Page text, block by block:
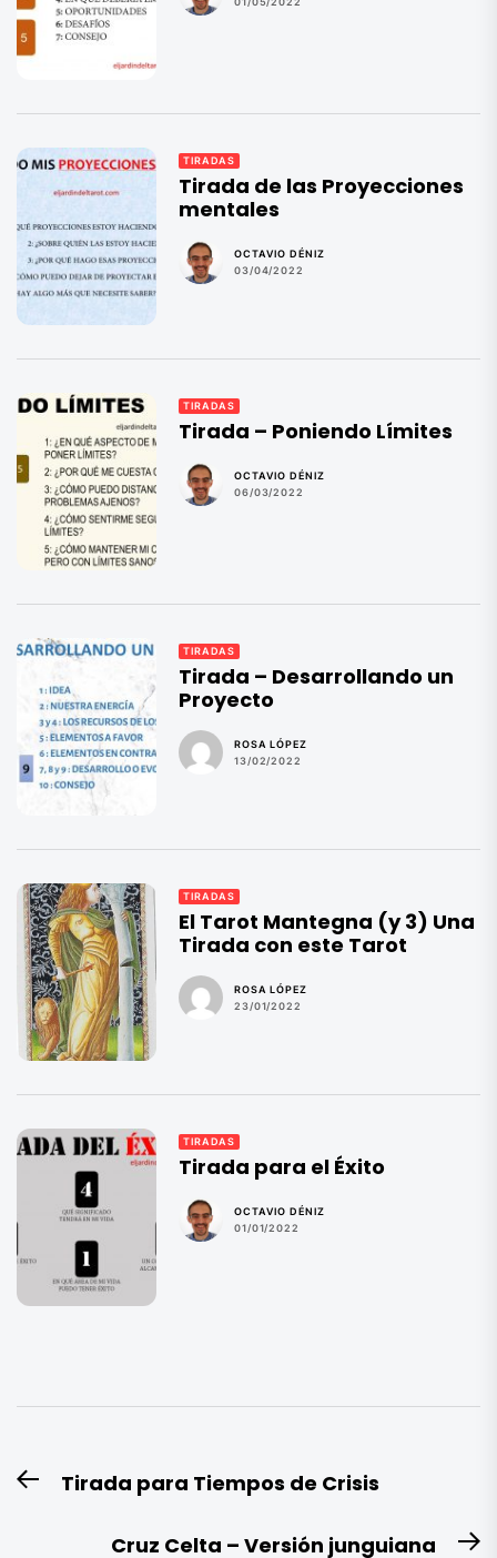
TIRADAS
Tirada de las Proyecciones
mentales
OCTAVIO DÉNIZ
03/04/2022
TIRADAS
Tirada – Poniendo Límites
OCTAVIO DÉNIZ
06/03/2022
TIRADAS
Tirada – Desarrollando un
Proyecto
ROSA LÓPEZ
13/02/2022
TIRADAS
El Tarot Mantegna (y 3) Una
Tirada con este Tarot
ROSA LÓPEZ
23/01/2022
TIRADAS
Tirada para el Éxito
OCTAVIO DÉNIZ
01/01/2022
Navegación
de
entradas
EntradaTirada para Tiempos de Crisis
Cruz Celta – Versión junguiana